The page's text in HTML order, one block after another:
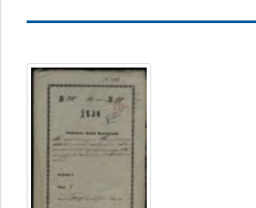
Средства
массовой
информации